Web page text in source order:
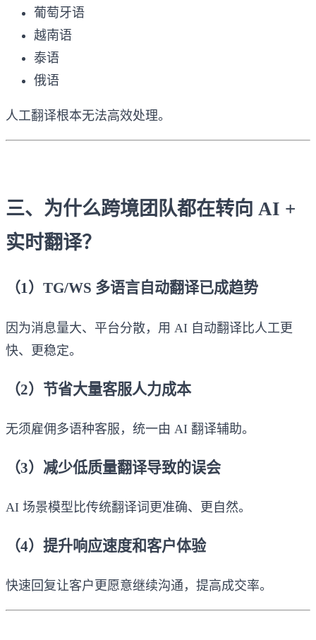
葡萄牙语
越南语
泰语
俄语
人工翻译根本无法高效处理。
三、为什么跨境团队都在转向 AI +
实时翻译？
（1）TG/WS 多语言自动翻译已成趋势
因为消息量大、平台分散，用 AI 自动翻译比人工更
快、更稳定。
（2）节省大量客服人力成本
无须雇佣多语种客服，统一由 AI 翻译辅助。
（3）减少低质量翻译导致的误会
AI 场景模型比传统翻译词更准确、更自然。
（4）提升响应速度和客户体验
快速回复让客户更愿意继续沟通，提高成交率。